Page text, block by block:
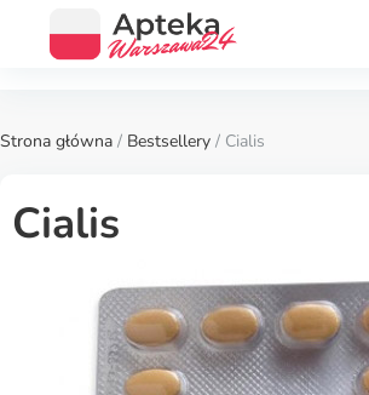
Strona główna / Bestsellery / Cialis
Cialis